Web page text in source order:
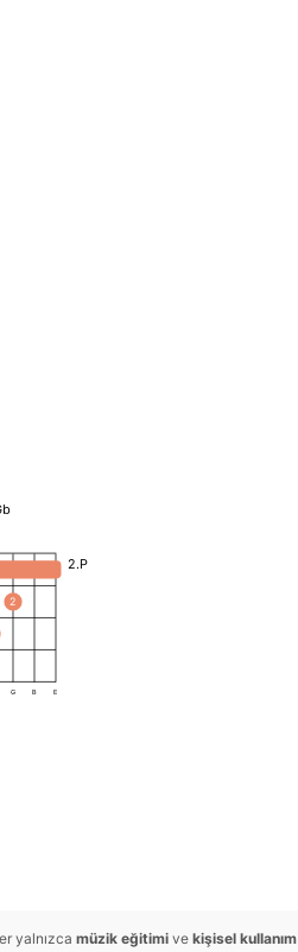
2.P
2
G B E
yalnızcamüzik eğitimi vekişisel kullanım